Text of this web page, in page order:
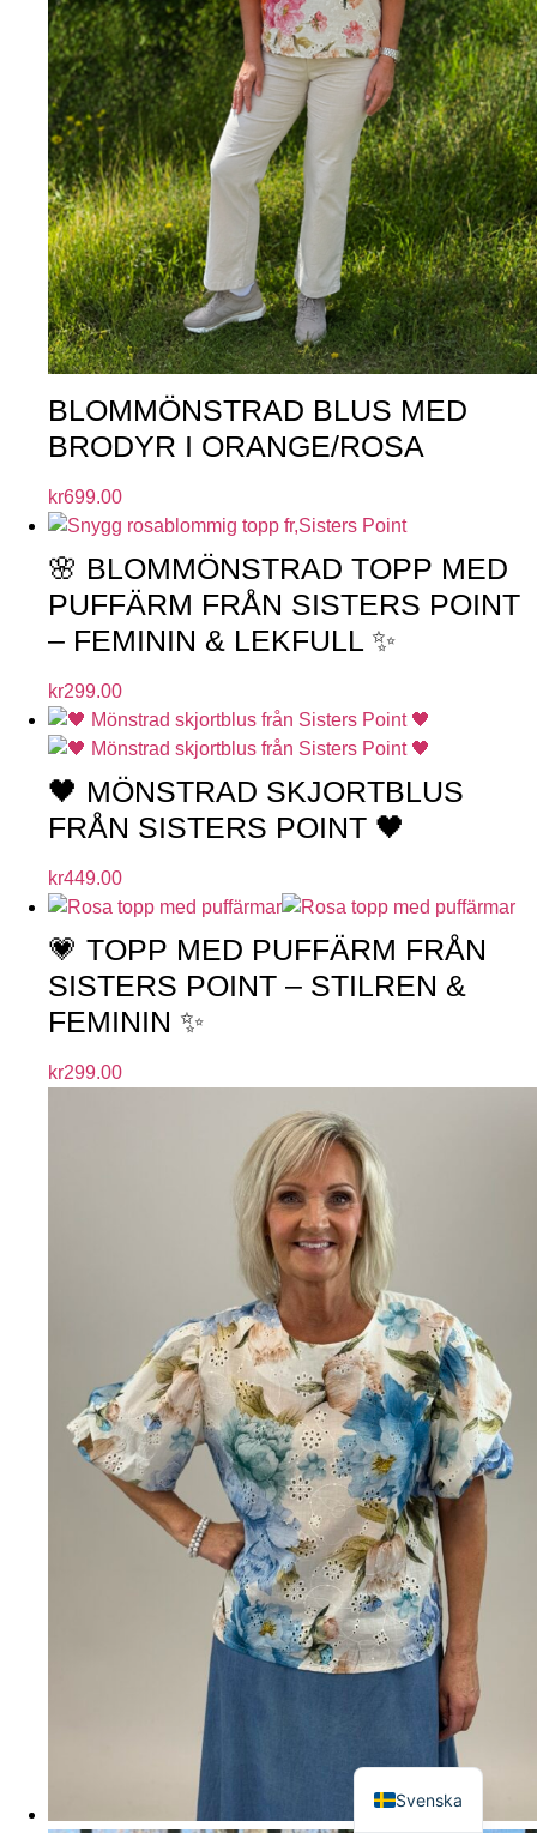
BLOMMÖNSTRAD BLUS MED
BRODYR I ORANGE/ROSA
kr699.00
🌸 BLOMMÖNSTRAD TOPP MED
PUFFÄRM FRÅN SISTERS POINT
– FEMININ & LEKFULL ✨
kr299.00
🖤 MÖNSTRAD SKJORTBLUS
FRÅN SISTERS POINT 🖤
kr449.00
💗 TOPP MED PUFFÄRM FRÅN
SISTERS POINT – STILREN &
FEMININ ✨
kr299.00
Svenska